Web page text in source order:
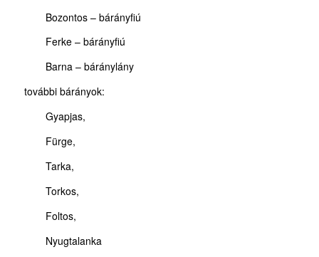
Bozontos – bárányfiú
Ferke – bárányfiú
Barna – báránylány
további bárányok:
Gyapjas,
Fürge,
Tarka,
Torkos,
Foltos,
Nyugtalanka